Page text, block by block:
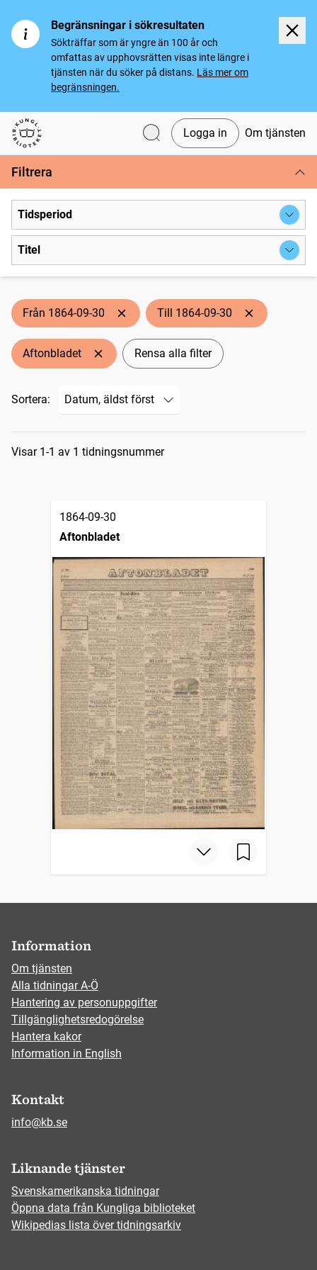
Begränsningar i sökresultaten
Sökträffar som är yngre än 100 år och
omfattas av upphovsrätten visas inte längre i
tjänsten när du söker på distans. Läs mer om
begränsningen.
Svenska tidningar
Logga in Om tjänsten
Filtrera
Tidsperiod
Titel
Från 1864-09-30 Till 1864-09-30
Aftonbladet Rensa alla filter
Sortera:
Sökresultat
Visar 1-1 av 1 tidningsnummer
1864-09-30
Aftonbladet
Information
Om tjänsten
Alla tidningar A-Ö
Hantering av personuppgifter
Tillgänglighetsredogörelse
Hantera kakor
Information in English
Kontakt
info@kb.se
Liknande tjänster
Svenskamerikanska tidningar
Öppna data från Kungliga biblioteket
Wikipedias lista över tidningsarkiv